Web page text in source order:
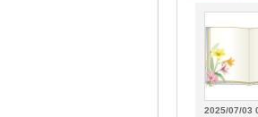
2025/07/03